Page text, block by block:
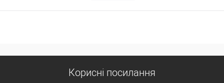
Корисні посилання